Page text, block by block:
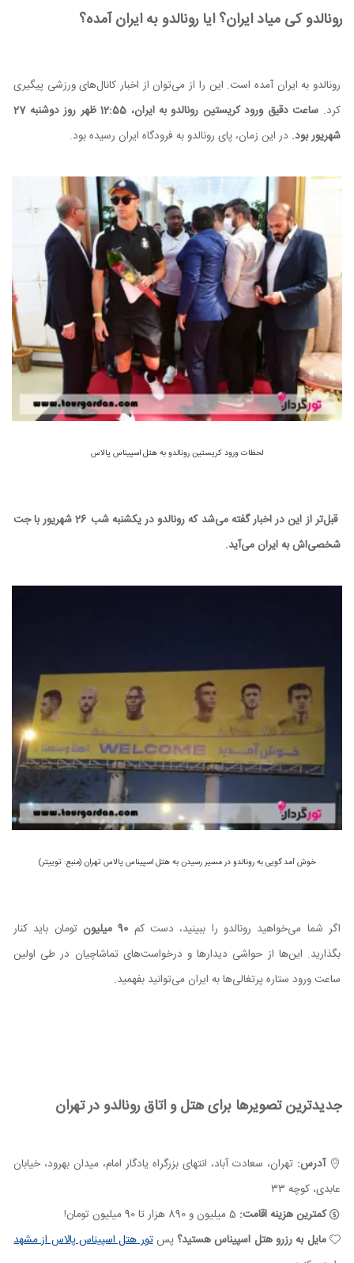
رونالدو کی میاد ایران؟ ایا رونالدو به ایران آمده؟
رونالدو به ایران آمده است. این را از می‌توان از اخبار کانال‌های ورزشی پیگیری
کرد.
ساعت دقیق ورود کریستین رونالدو به ایران، 12:55 ظهر روز دوشنبه 27
شهریور بود. در این زمان، پای رونالدو به فرودگاه ایران رسیده بود.
لحظات ورود کریستین رونالدو به هتل اسپیناس پالاس
قبل‌تر از این در اخبار گفته می‌شد که رونالدو در یکشنبه شب 26 شهریور با جت
شخصی‌اش به ایران می‌آید.
خوش آمد گویی به رونالدو در مسیر رسیدن به هتل اسپیناس پالاس تهران (منبع: توییتر)
اگر شما می‌خواهید رونالدو را ببینید، دست کم 90 میلیون
تومان باید کنار
بگذارید. این‌ها از حواشی دیدارها و درخواست‌های تماشاچیان در طی اولین
ساعت‌‌ ورود ستاره پرتغالی‌ها به ایران می‌توانید بفهمید.
جدیدترین تصویرها برای هتل و اتاق رونالدو در تهران
آدرس: تهران، سعادت آباد، انتهای بزرگراه یادگار امام، میدان بهرود، خیابان
عابدی، کوچه ۳۳
کمترین هزینه اقامت:
مایل به رزرو هتل اسپیناس هستید؟ پستور هتل اسپیناس پالاس از مشهد